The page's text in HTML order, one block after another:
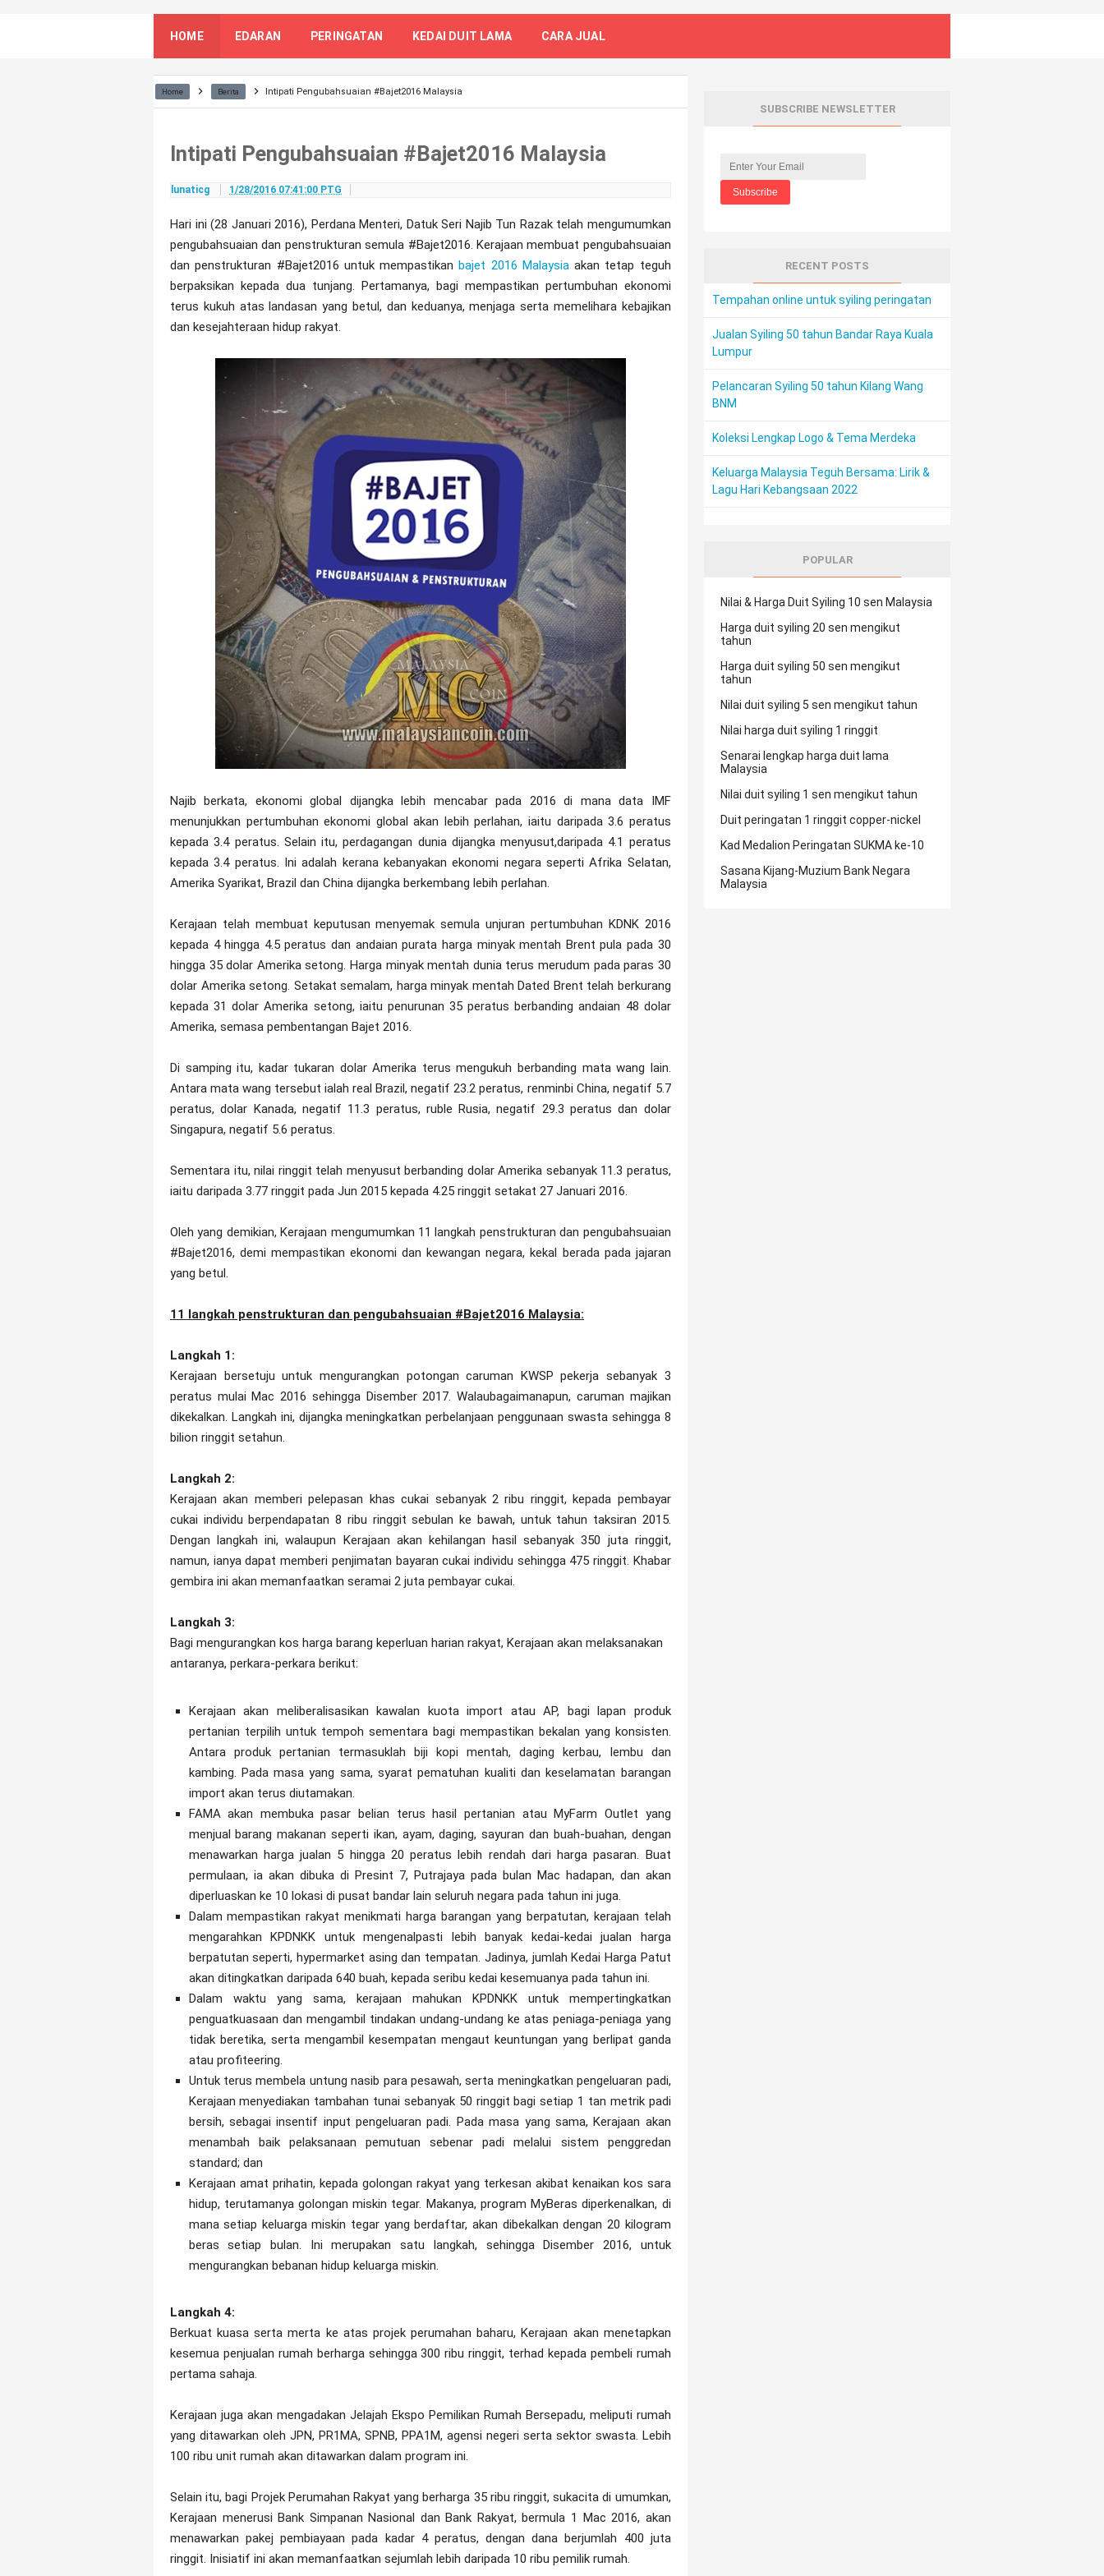
HOME EDARAN PERINGATAN KEDAI DUIT LAMA CARA JUAL
Home Berita Intipati Pengubahsuaian ‪‎#Bajet2016 Malaysia
Intipati Pengubahsuaian ‪‎#Bajet2016 Malaysia
lunaticg 1/28/2016 07:41:00 PTG
Hari ini (28 Januari 2016), Perdana Menteri, Datuk Seri Najib Tun Razak telah mengumumkan
pengubahsuaian dan penstrukturan semula #Bajet2016. Kerajaan membuat pengubahsuaian
dan penstrukturan #Bajet2016 untuk mempastikanbajet 2016 Malaysiaakan tetap teguh
berpaksikan kepada dua tunjang. Pertamanya, bagi mempastikan pertumbuhan ekonomi
terus kukuh atas landasan yang betul, dan keduanya, menjaga serta memelihara kebajikan
dan kesejahteraan hidup rakyat.
Najib berkata, ekonomi global dijangka lebih mencabar pada 2016 di mana data IMF
menunjukkan pertumbuhan ekonomi global akan lebih perlahan, iaitu daripada 3.6 peratus
kepada 3.4 peratus. Selain itu, perdagangan dunia dijangka menyusut,daripada 4.1 peratus
kepada 3.4 peratus. Ini adalah kerana kebanyakan ekonomi negara seperti Afrika Selatan,
Amerika Syarikat, Brazil dan China dijangka berkembang lebih perlahan.
Kerajaan telah membuat keputusan menyemak semula unjuran pertumbuhan KDNK 2016
kepada 4 hingga 4.5 peratus dan andaian purata harga minyak mentah Brent pula pada 30
hingga 35 dolar Amerika setong. Harga minyak mentah dunia terus merudum pada paras 30
dolar Amerika setong. Setakat semalam, harga minyak mentah Dated Brent telah berkurang
kepada 31 dolar Amerika setong, iaitu penurunan 35 peratus berbanding andaian 48 dolar
Amerika, semasa pembentangan Bajet 2016.
Di samping itu, kadar tukaran dolar Amerika terus mengukuh berbanding mata wang lain.
Antara mata wang tersebut ialah real Brazil, negatif 23.2 peratus, renminbi China, negatif 5.7
peratus, dolar Kanada, negatif 11.3 peratus, ruble Rusia, negatif 29.3 peratus dan dolar
Singapura, negatif 5.6 peratus.
Sementara itu, nilai ringgit telah menyusut berbanding dolar Amerika sebanyak 11.3 peratus,
iaitu daripada 3.77 ringgit pada Jun 2015 kepada 4.25 ringgit setakat 27 Januari 2016.
Oleh yang demikian, Kerajaan mengumumkan 11 langkah penstrukturan dan pengubahsuaian
#Bajet2016, demi mempastikan ekonomi dan kewangan negara, kekal berada pada jajaran
yang betul.
11 langkah penstrukturan dan pengubahsuaian #Bajet2016 Malaysia:
Langkah 1:
Kerajaan bersetuju untuk mengurangkan potongan caruman KWSP pekerja sebanyak 3
peratus mulai Mac 2016 sehingga Disember 2017. Walaubagaimanapun, caruman majikan
dikekalkan. Langkah ini, dijangka meningkatkan perbelanjaan penggunaan swasta sehingga 8
bilion ringgit setahun.
Langkah 2:
Kerajaan akan memberi pelepasan khas cukai sebanyak 2 ribu ringgit, kepada pembayar
cukai individu berpendapatan 8 ribu ringgit sebulan ke bawah, untuk tahun taksiran 2015.
Dengan langkah ini, walaupun Kerajaan akan kehilangan hasil sebanyak 350 juta ringgit,
namun, ianya dapat memberi penjimatan bayaran cukai individu sehingga 475 ringgit. Khabar
gembira ini akan memanfaatkan seramai 2 juta pembayar cukai.
Langkah 3:
Bagi mengurangkan kos harga barang keperluan harian rakyat, Kerajaan akan melaksanakan
antaranya, perkara-perkara berikut:
Kerajaan akan meliberalisasikan kawalan kuota import atau AP, bagi lapan produk
pertanian terpilih untuk tempoh sementara bagi mempastikan bekalan yang konsisten.
Antara produk pertanian termasuklah biji kopi mentah, daging kerbau, lembu dan
kambing. Pada masa yang sama, syarat pematuhan kualiti dan keselamatan barangan
import akan terus diutamakan.
FAMA akan membuka pasar belian terus hasil pertanian atau MyFarm Outlet yang
menjual barang makanan seperti ikan, ayam, daging, sayuran dan buah-buahan, dengan
menawarkan harga jualan 5 hingga 20 peratus lebih rendah dari harga pasaran. Buat
permulaan, ia akan dibuka di Presint 7, Putrajaya pada bulan Mac hadapan, dan akan
diperluaskan ke 10 lokasi di pusat bandar lain seluruh negara pada tahun ini juga.
Dalam mempastikan rakyat menikmati harga barangan yang berpatutan, kerajaan telah
mengarahkan KPDNKK untuk mengenalpasti lebih banyak kedai-kedai jualan harga
berpatutan seperti, hypermarket asing dan tempatan. Jadinya, jumlah Kedai Harga Patut
akan ditingkatkan daripada 640 buah, kepada seribu kedai kesemuanya pada tahun ini.
Dalam waktu yang sama, kerajaan mahukan KPDNKK untuk mempertingkatkan
penguatkuasaan dan mengambil tindakan undang-undang ke atas peniaga-peniaga yang
tidak beretika, serta mengambil kesempatan mengaut keuntungan yang berlipat ganda
atau profiteering.
Untuk terus membela untung nasib para pesawah, serta meningkatkan pengeluaran padi,
Kerajaan menyediakan tambahan tunai sebanyak 50 ringgit bagi setiap 1 tan metrik padi
bersih, sebagai insentif input pengeluaran padi. Pada masa yang sama, Kerajaan akan
menambah baik pelaksanaan pemutuan sebenar padi melalui sistem penggredan
standard; dan
Kerajaan amat prihatin, kepada golongan rakyat yang terkesan akibat kenaikan kos sara
hidup, terutamanya golongan miskin tegar. Makanya, program MyBeras diperkenalkan, di
mana setiap keluarga miskin tegar yang berdaftar, akan dibekalkan dengan 20 kilogram
beras setiap bulan. Ini merupakan satu langkah, sehingga Disember 2016, untuk
mengurangkan bebanan hidup keluarga miskin.
Langkah 4:
Berkuat kuasa serta merta ke atas projek perumahan baharu, Kerajaan akan menetapkan
kesemua penjualan rumah berharga sehingga 300 ribu ringgit, terhad kepada pembeli rumah
pertama sahaja.
Kerajaan juga akan mengadakan Jelajah Ekspo Pemilikan Rumah Bersepadu, meliputi rumah
yang ditawarkan oleh JPN, PR1MA, SPNB, PPA1M, agensi negeri serta sektor swasta. Lebih
100 ribu unit rumah akan ditawarkan dalam program ini.
Selain itu, bagi Projek Perumahan Rakyat yang berharga 35 ribu ringgit, sukacita di umumkan,
Kerajaan menerusi Bank Simpanan Nasional dan Bank Rakyat, bermula 1 Mac 2016, akan
menawarkan pakej pembiayaan pada kadar 4 peratus, dengan dana berjumlah 400 juta
ringgit. Inisiatif ini akan memanfaatkan sejumlah lebih daripada 10 ribu pemilik rumah.
SUBSCRIBE NEWSLETTER
RECENT POSTS
Tempahan online untuk syiling peringatan
Jualan Syiling 50 tahun Bandar Raya Kuala
Lumpur
Pelancaran Syiling 50 tahun Kilang Wang
BNM
Koleksi Lengkap Logo & Tema Merdeka
Keluarga Malaysia Teguh Bersama: Lirik &
Lagu Hari Kebangsaan 2022
POPULAR
Nilai & Harga Duit Syiling 10 sen Malaysia
Harga duit syiling 20 sen mengikut
tahun
Harga duit syiling 50 sen mengikut
tahun
Nilai duit syiling 5 sen mengikut tahun
Nilai harga duit syiling 1 ringgit
Senarai lengkap harga duit lama
Malaysia
Nilai duit syiling 1 sen mengikut tahun
Duit peringatan 1 ringgit copper-nickel
Kad Medalion Peringatan SUKMA ke-10
Sasana Kijang-Muzium Bank Negara
Malaysia